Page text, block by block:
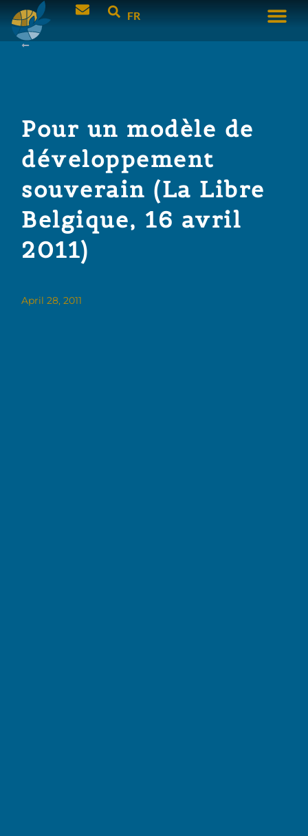
FR
Pour un modèle de
développement
souverain (La Libre
Belgique, 16 avril
2011)
April 28, 2011